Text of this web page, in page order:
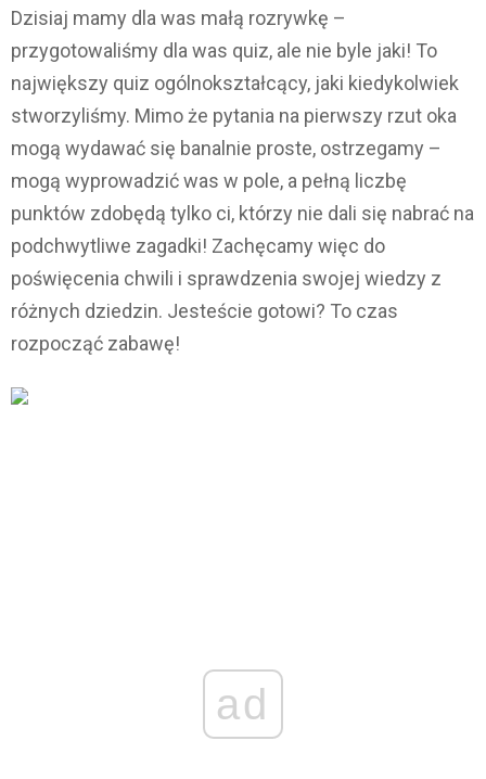
Dzisiaj mamy dla was małą rozrywkę –
przygotowaliśmy dla was quiz, ale nie byle jaki! To
największy quiz ogólnokształcący, jaki kiedykolwiek
stworzyliśmy. Mimo że pytania na pierwszy rzut oka
mogą wydawać się banalnie proste, ostrzegamy –
mogą wyprowadzić was w pole, a pełną liczbę
punktów zdobędą tylko ci, którzy nie dali się nabrać na
podchwytliwe zagadki! Zachęcamy więc do
poświęcenia chwili i sprawdzenia swojej wiedzy z
różnych dziedzin. Jesteście gotowi? To czas
rozpocząć zabawę!
ad